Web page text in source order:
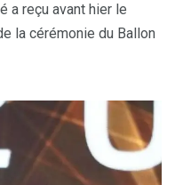
a reçu avant hier le
la cérémonie du Ballon